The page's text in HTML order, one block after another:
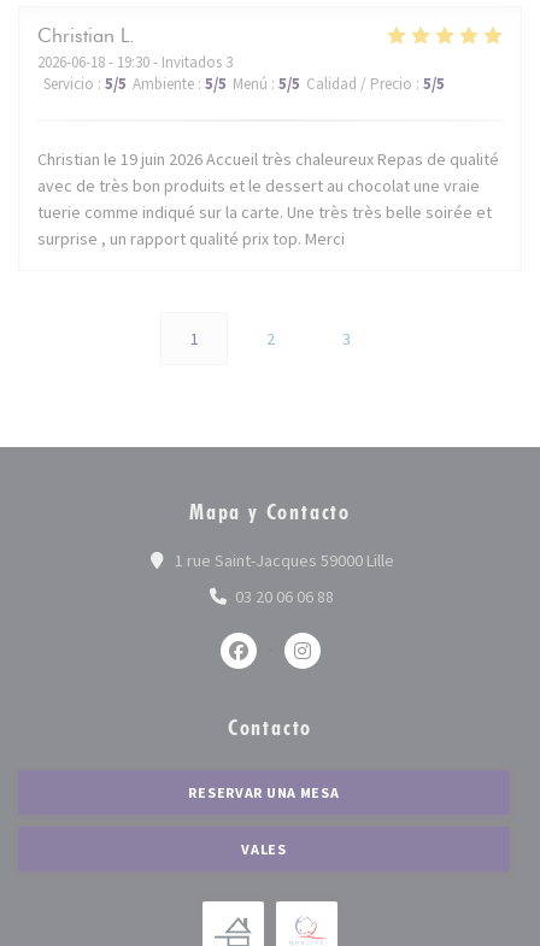
Christian L
2026-06-18- 19:30 - Invitados 3
Servicio : 5/5 Ambiente : 5/5 Menú : 5/5 Calidad / Precio : 5/5
Christian le 19 juin 2026 Accueil très chaleureux Repas de qualité
avec de très bon produits et le dessert au chocolat une vraie
tuerie comme indiqué sur la carte. Une très très belle soirée et
surprise , un rapport qualité prix top. Merci
1 2 3
Mapa y Contacto
1 rue Saint-Jacques 59000 Lille((abre en una nueva
03 20 06 06 88
Facebook ((abre en una nueva
Instagram ((abre en una
Contacto
RESERVAR UNA MESA
VALES